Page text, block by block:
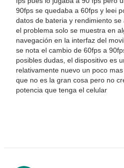
90fps se quedaba a 60fps y leei
datos de bateria y rendimiento
el problema solo se muestra en
navegación en la interfaz del
se nota el cambio de 60fps a
posibles dudas, el dispositivo es
relativamente nuevo un poco
que no es la gran cosa pero no
potencia que tenga el celular